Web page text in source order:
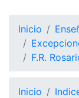
Inicio
F.R.
Inicio